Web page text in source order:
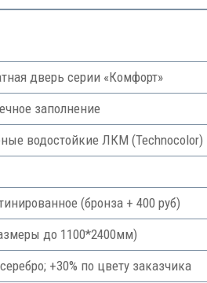
дверь серии «Комфорт»
заполнение
водостойкие ЛКМ (Technocolor)
(бронза + 400 руб)
до 1100*2400мм)
+30% по цвету заказчика